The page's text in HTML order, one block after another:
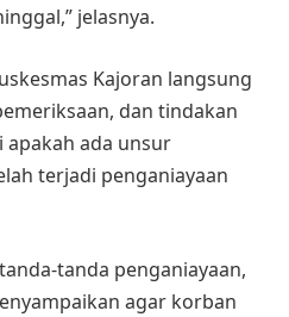
jelasnya.
Kajoran langsung
dan tindakan
ada unsur
terjadi penganiayaan
tanda penganiayaan,
agar korban